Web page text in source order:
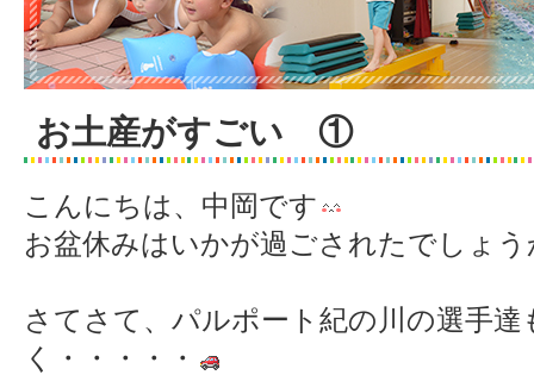
お土産がすごい ①
こんにちは、中岡です
お盆休みはいかが過ごされたでしょう
さてさて、パルポート紀の川の選手
く・・・・・